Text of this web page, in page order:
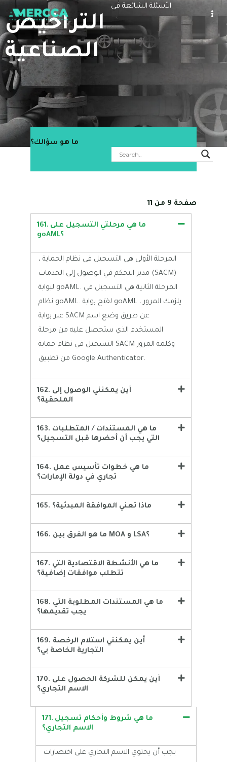
الأسئلة الشائعة في
التراخيص
الصناعية
ما هو سؤالك؟
صفحة 9 من 11
161. ما هي مرحلتي التسجيل على
goAML؟
المرحلة الأولى هي التسجيل في نظام الحماية ،
مدير التحكم في الوصول إلى الخدمات (SACM)
لبوابة goAML. المرحلة الثانية هي التسجيل في
نظام goAML. لفتح بوابة goAML ، يلزمك المرور
عبر بوابة SACM عن طريق وضع اسم
المستخدم الذي ستحصل عليه من مرحلة
التسجيل في نظام حماية SACM وكلمة المرور
من تطبيق Google Authenticator.
162. أين يمكنني الوصول إلى
الملحقية؟
163. ما هي المستندات / المتطلبات
التي يجب أن أحضرها قبل التسجيل؟
164. ما هي خطوات تأسيس عمل
تجاري في دولة الإمارات؟
165. ماذا تعني الموافقة المبدئية؟
166. ما هو الفرق بين MOA و LSA؟
167. ما هي الأنشطة الاقتصادية التي
تتطلب موافقات إضافية؟
168. ما هي المستندات المطلوبة التي
يجب تقديمها؟
169. أين يمكنني استلام الرخصة
التجارية الخاصة بي؟
170. أين يمكن للشركة الحصول على
الاسم التجاري؟
171. ما هي شروط وأحكام تسجيل
الاسم التجاري؟
يجب أن يحتوي الاسم التجاري على اختصارات